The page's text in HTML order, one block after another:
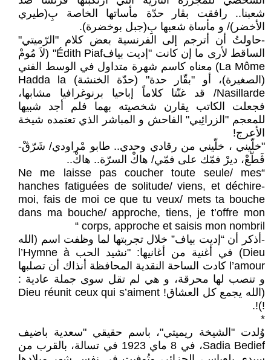
شعبنا.. رافقت بڨار حدّة مأساتها الخاصة بِ(طيري
الأخضر)/ و مأساة شعبها بِ(جبل بوخضرة).
-حاولتُ أن أترجم إلى الفرنسية بعض كلام "الرّميتي"
الساقط لأرى ما إن كانت "إديت بيافÉdith Piaf" (لاَ مُومْ
La Môme) معناه كاسم شهرة متداول في الوسط الفني
(الصغيرة)، أو "بقّار حدة" (حدّة الخنشة) Hadda la
Nasillarde/ قد غنّتا كلاماً إباحيا برنوغرافيا مشابها،
فجعلت الكاتب يقارن شخصيته بهما فلم أجد شبيها
للمعجم "الزرائِبي" الفاحش و المباشر الذي تعتمده شيخة
الأعرج!
"خلّيني ، خلّيني من رقادي وحدي.. طابو مْراودي/ شَرّڨْ-
ڨَطّعْ، ديرْ فمّك على فمّي/ هاكْ السرّة.. هاكْ..
“Ne me laisse pas coucher toute seule/ mes
hanches fatiguées de solitude/ viens, et déchire-
moi, fais de moi ce que tu veux/ mets ta bouche
dans ma bouche/ approche, tiens, je t’offre mon
corps, approche et saisis mon nombril “
-أذكر أن “إديت بياف” خلال تجربتها لما وظفت اسم (الله
Dieu) في أغنية من أغانيها: "نشيد الحب l’Hymne à
l’amour كادت الساحة النقدية المحافظة أنذاك أن تصلبها
و تنصب لها محرقة، و هي لم تقل سوى جملة عادية :
(الله يجمع كل العشاق! Dieu réunit ceux qui s’aiment
!)!.
*
وُلدت "الشيخة ريميتي"، باسم حقيقي "سعدية باضيف
Sadia Bedief، في 8 ماي 1923 في تسالة، بالقرب من